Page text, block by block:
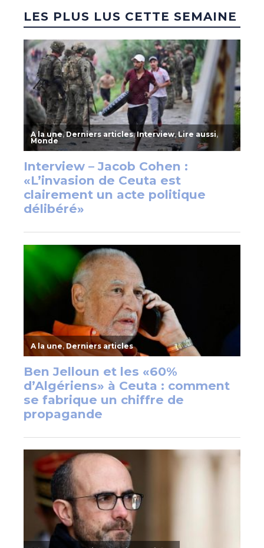
LES PLUS LUS CETTE SEMAINE